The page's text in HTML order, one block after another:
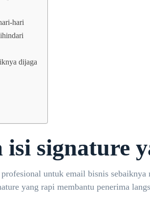
hari
dijaga
isi signature
untuk email bisnis
yang rapi membantu penerima